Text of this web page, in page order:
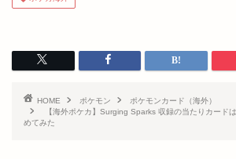
HOME ポケモン
ポケモンカード（海外）
【海外ポケカ】Surging Sparks 収録の当たりカード
めてみた